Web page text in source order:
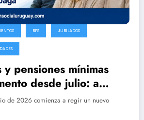
BPS JUBILADOS
y pensiones mínimas
desde julio: a
y cuándo
de 2026 comienza a regir un nuevo